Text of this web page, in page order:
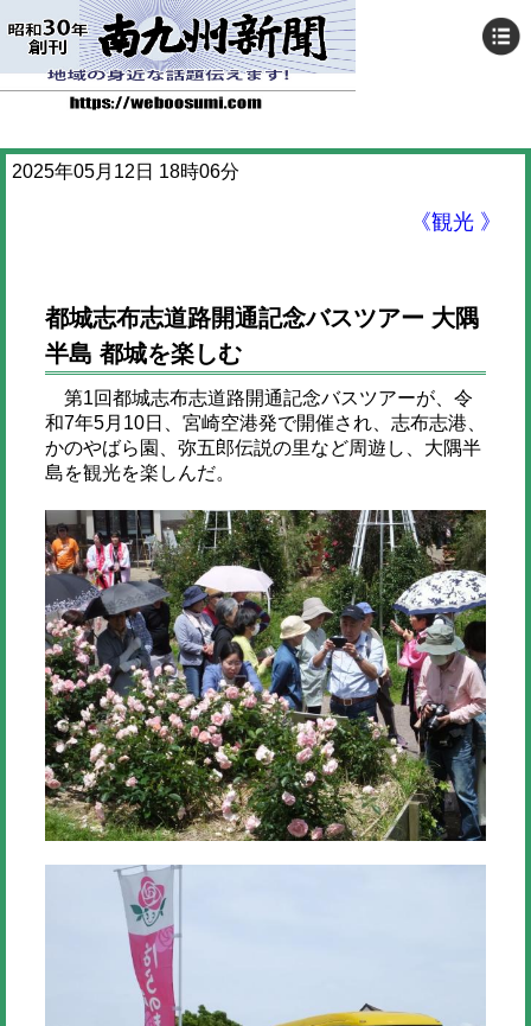
2025年05月12日 18時06分
《観光 》
都城志布志道路開通記念バスツアー 大隅
半島 都城を楽しむ
第1回都城志布志道路開通記念バスツアーが、令
和7年5月10日、宮崎空港発で開催され、志布志港、
かのやばら園、弥五郎伝説の里など周遊し、大隅半
島を観光を楽しんだ。